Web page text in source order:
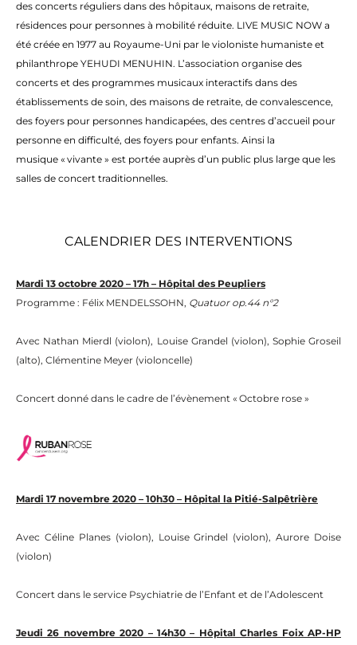
des concerts réguliers dans des hôpitaux, maisons de retraite,
résidences pour personnes à mobilité réduite. LIVE MUSIC NOW a
été créée en 1977 au Royaume-Uni par le violoniste humaniste et
philanthrope YEHUDI MENUHIN. L’association organise des
concerts et des programmes musicaux interactifs dans des
établissements de soin, des maisons de retraite, de convalescence,
des foyers pour personnes handicapées, des centres d’accueil pour
personne en difficulté, des foyers pour enfants. Ainsi la
musique « vivante » est portée auprès d’un public plus large que les
salles de concert traditionnelles.
CALENDRIER DES INTERVENTIONS
Mardi 13 octobre 2020 – 17h – Hôpital des Peupliers
Programme : Félix MENDELSSOHN, Quatuor op.44 n°2
Avec Nathan Mierdl (violon), Louise Grandel (violon), Sophie Groseil
(alto), Clémentine Meyer (violoncelle)
Concert donné dans le cadre de l’évènement « Octobre rose »
Mardi 17 novembre 2020 – 10h30 – Hôpital la Pitié-Salpêtrière
Avec Céline Planes (violon), Louise Grindel (violon), Aurore Doise
(violon)
Concert dans le service Psychiatrie de l’Enfant et de l’Adolescent
Jeudi 26 novembre 2020 – 14h30 – Hôpital Charles Foix AP-HP